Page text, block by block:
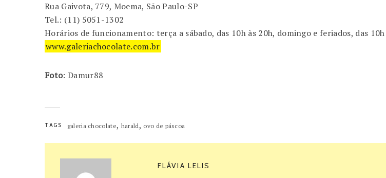
Rua Gaivota, 779, Moema, São Paulo-SP
Tel.: (11) 5051-1302
Horários de funcionamento: terça a sábado, das 10h às 20h, domingo e feriados, das 10h
www.galeriachocolate.com.br
Foto: Damur88
TAGS galeria chocolate, harald, ovo de páscoa
FLÁVIA LELIS